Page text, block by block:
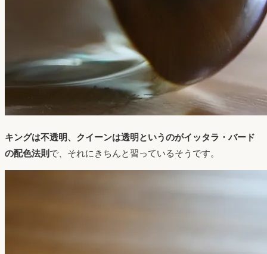
キングは不透明、クイーンは透明というのがイッタラ・バード
の配色法則 で、それにきちんと習っているそうです。